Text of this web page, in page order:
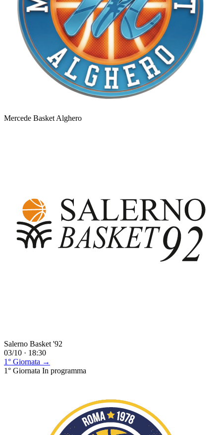
Mercede Basket Alghero
Salerno Basket '92
03/10 · 18:30
1° Giornata →
1° Giornata In programma